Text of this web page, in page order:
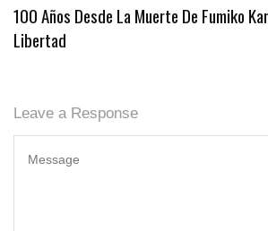
100 Años Desde La Muerte De Fumiko
Libertad
Leave a Response